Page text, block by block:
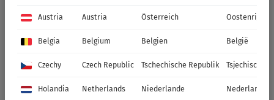
Austria Austria Österreich Oostenrijk
Belgia Belgium Belgien België
Czechy Czech Republic Tschechische Republik Tsjechische
Holandia Netherlands Niederlande Nederland